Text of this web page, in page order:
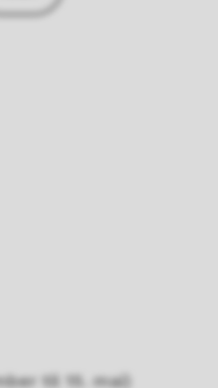
til 15. mai)